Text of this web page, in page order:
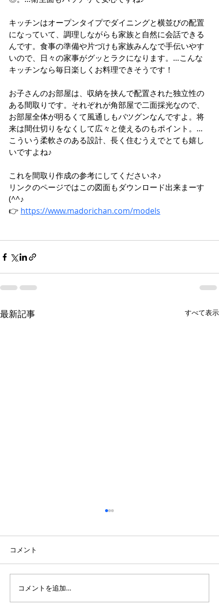
キッチンはオープンタイプでダイニングと横並びの配置
になっていて、調理しながらも家族と自然に会話できる
んです。食事の準備や片づけも家族みんなで手伝いやす
いので、日々の家事がグッとラクになります。…こんな
キッチンなら毎日楽しくお料理できそうです！
お子さんのお部屋は、収納を挟んで配置された独立性の
ある間取りです。それぞれが角部屋で二面採光なので、
お部屋全体が明るくて風通しもバツグンなんですよ。将
来は間仕切りをなくして広々と使えるのもポイント。…
こういう柔軟さのある設計、長く住むうえでとても嬉し
いですよね♪
これを間取り作成の参考にしてくださいネ♪
リンクのページではこの図面もダウンロード出来まーす
(^^♪
👉 https://www.madorichan.com/models
最新記事 すべて表示
コメント
コメントを追加…